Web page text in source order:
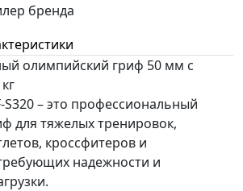
бренда
олимпийский гриф 50 мм с
S320 – это профессиональный
для тяжелых тренировок,
кроссфитеров и
надежности и